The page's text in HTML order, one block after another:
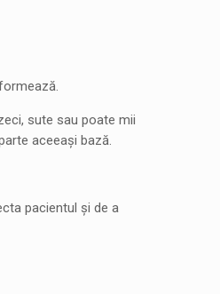
sute sau poate mii
aceeași bază.
pacientul și de a